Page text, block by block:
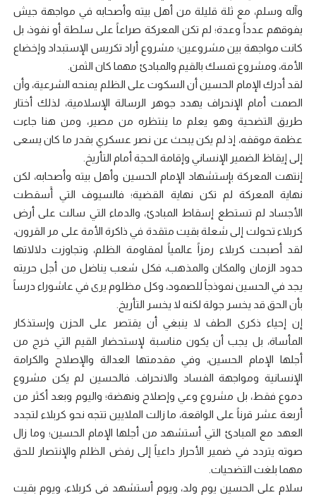
وآله وسلم، مع ثلة قليلة من أهل بيته وأصحابه في مواجهة جيش
يفوقهم عدداً وعدة؛ لم تكن المعركة صراعاً على سلطة أو نفوذ، بل
كانت مواجهة بين مشروعين؛ مشروع أراد تكريس الإستبداد وإخضاع
الأمة، ومشروع تمسك بالقيم والمبادئ مهما كان الثمن.
لقد أدرك الإمام الحسين أن السكوت على الظلم يمنحه الشرعية، وأن
الصمت أمام الإنحراف يهدد جوهر الرسالة الإسلامية، لذلك أختار
طريق التضحية وهو يعلم ما ينتظره من مصير، ومن هنا جاءت
عظمة موقفه، إذ لم يكن يبحث عن نصر عسكري بقدر ما كان يسعى
إلى إيقاظ الضمير الإنساني وإقامة الحجة أمام التأريخ.
إنتهت المعركة بإستشهاد الإمام الحسين وأهل بيته وأصحابه، لكن
نهاية المعركة لم تكن نهاية القضية؛ فالسيوف التي أَسقطت
الأجساد لم تستطع إسقاط المبادئ، والدماء التي سالت على أرض
كربلاء تحولت إلى شعلة بقيت متقدة في ذاكرة الأمة على مر القرون،
لقد أصبحت كربلاء رمزاً عالمياً لمقاومة الظلم، وتجاوزت دلالاتها
حدود الزمان والمكان والمذهب، فكل شعب يناضل من أجل حريته
يجد في الحسين نموذجاً للصمود، وكل مظلوم يرى في عاشوراء درساً
بأن الحق قد يخسر جولة لكنه لا يخسر التأريخ.
إن إحياء ذكرى الطف لا ينبغي أن يقتصر على الحزن وإستذكار
المأساة، بل يجب أن يكون مناسبة لإستحضار القيم التي خرج من
أجلها الإمام الحسين، وفي مقدمتها العدالة والإصلاح والكرامة
الإنسانية ومواجهة الفساد والانحراف. فالحسين لم يكن مشروع
دموع فقط، بل مشروع وعي وإصلاح ونهضة؛ واليوم وبعد أكثر من
أربعة عشر قرناً على الواقعة، ما زالت الملايين تتجه نحو كربلاء لتجدد
العهد مع المبادئ التي أستشهد من أجلها الإمام الحسين؛ وما زال
صوته يتردد في ضمير الأحرار داعياً إلى رفض الظلم والإنتصار للحق
مهما بلغت التضحيات.
سلام على الحسين يوم ولد، ويوم أستشهد في كربلاء، ويوم بقيت